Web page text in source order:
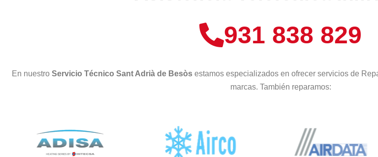
931 838 829
En nuestro Servicio Técnico Sant Adrià de Besòs estamos especializados en ofrecer servicios de
marcas. También reparamos: